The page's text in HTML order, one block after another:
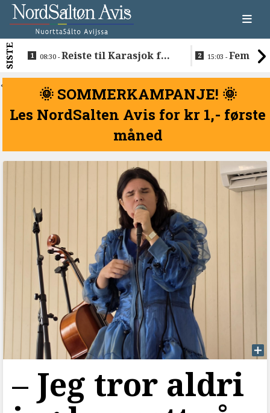
SISTE 08:30 -Reiste til Karasjok for
Anders
15:03 -Fem
i
<
🌞 SOMMERKAMPANJE! 🌞
Les NordSalten Avis for kr 1,- første
måned
–⁠ Jeg tror aldri